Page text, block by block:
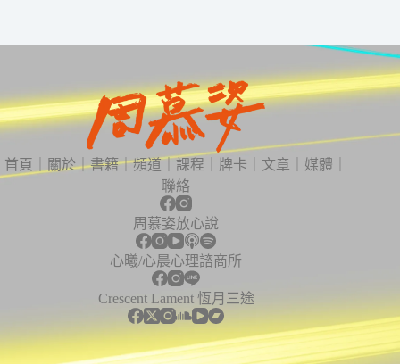
首頁 關於｜書籍｜頻道｜課程 牌卡 文章 ｜媒體
聯絡
周慕姿放心說
心曦/心晨心理諮商所
Crescent Lament 恆月三途